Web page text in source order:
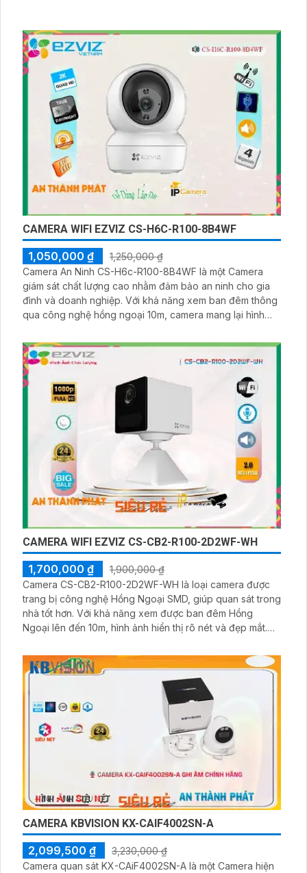
CAMERA WIFI EZVIZ CS-H6C-R100-8B4WF
1,050,000 ₫
1,250,000 ₫
Camera An Ninh CS-H6c-R100-8B4WF là một Camera
giám sát chất lượng cao nhằm đảm bảo an ninh cho gia
đình và doanh nghiệp. Với khả năng xem ban đêm thông
qua công nghệ hồng ngoại 10m, camera mang lại hình
được tạo ra bởi hãng chính hãng IP Wifi đảm bảo chất
lượng và độ tin cậy
CAMERA WIFI EZVIZ CS-CB2-R100-2D2WF-WH
1,700,000 ₫
1,900,000 ₫
Camera CS-CB2-R100-2D2WF-WH là loại camera được
trang bị công nghệ Hồng Ngoại SMD, giúp quan sát trong
nhà tốt hơn. Với khả năng xem được ban đêm Hồng
Ngoại lên đến 10m, hình ảnh hiển thị rõ nét và đẹp mắt.
phát âm thông qua loa
CAMERA KBVISION KX-CAIF4002SN-A
2,099,500 ₫
3,230,000 ₫
Camera quan sát KX-CAiF4002SN-A là một Camera hiện